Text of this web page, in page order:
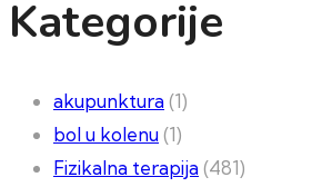
Kategorije
akupunktura(1)
bol u kolenu(1)
Fizikalna terapija(481)